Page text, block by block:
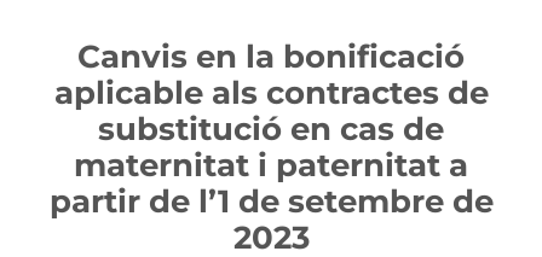
Canvis en la bonificació
aplicable als contractes de
substitució en cas de
maternitat i paternitat a
partir de l’1 de setembre de
2023